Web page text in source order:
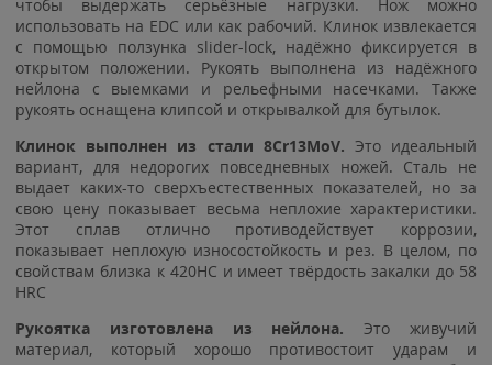
чтобы выдержать серьёзные нагрузки. Нож можно
использовать на EDC или как рабочий. Клинок извлекается
с помощью ползунка slider-lock, надёжно фиксируется в
открытом положении. Рукоять выполнена из надёжного
нейлона с выемками и рельефными насечками. Также
рукоять оснащена клипсой и открывалкой для бутылок.
Клинок выполнен из стали 8Cr13MoV. Это идеальный
вариант, для недорогих повседневных ножей. Сталь не
выдает каких-то сверхъестественных показателей, но за
свою цену показывает весьма неплохие характеристики.
Этот сплав отлично противодействует коррозии,
показывает неплохую износостойкость и рез. В целом, по
свойствам близка к 420HC и имеет твёрдость закалки до 58
HRC
Рукоятка изготовлена из нейлона. Это живучий
материал, который хорошо противостоит ударам и